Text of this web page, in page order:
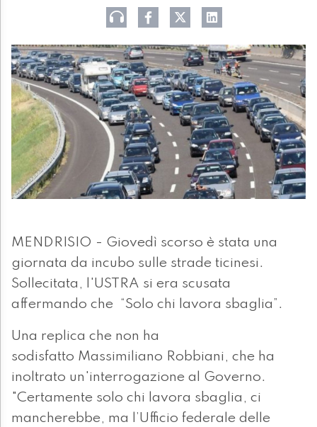
MENDRISIO - Giovedì scorso è stata una
giornata da incubo sulle strade ticinesi.
Sollecitata, l'USTRA si era scusata
affermando che “Solo chi lavora sbaglia”.
Una replica che non ha
sodisfatto Massimiliano Robbiani, che ha
inoltrato un'interrogazione al Governo.
"Certamente solo chi lavora sbaglia, ci
mancherebbe, ma l’Ufficio federale delle